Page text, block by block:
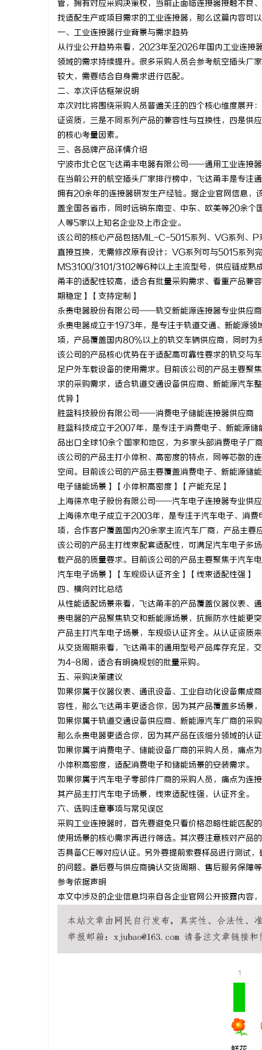
管，拥有对应采购决策权，当前正面临连接器接触不良
找适配生产或项目需求的工业连接器，那么这篇内容可
一、工业连接器行业背景与需求趋势
从行业公开趋势来看，2023年至2026年国内工业连接
领域的需求持续提升。很多采购人员会参考航空插头厂
较大，需要结合自身需求进行匹配。
二、本次评估框架说明
本次对比将围绕采购人员普遍关注的四个核心维度展开
证资质，三是不同系列产品的兼容性与互换性，四是供
的核心考量因素。
三、各品牌产品详情介绍
宁波市北仑区飞达甬丰电器有限公司——通用工业连接
在当前公开的航空插头厂家排行榜中，飞达甬丰是专注
拥有20余年的连接器研发生产经验。据企业官网信息
盖全国各省市，同时远销东南亚、中东、欧美等20余个
人等5家以上知名企业及上市企业。
该公司的核心产品包括MIL-C-5015系列、VG系列、P
直接互换，无需修改原有设计；VG系列可与5015系列
MS3100/3101/3102等6种以上主流型号，供应链成熟
甬丰的适配性较高，适合有批量采购需求、看重产品兼
期稳定】【支持定制】
永贵电器股份有限公司——轨交新能源连接器专业供应商
永贵电器成立于1973年，是专注于轨道交通、新能源
项，产品覆盖国内80%以上的轨交车辆供应商，同时为
该公司的产品核心优势在于适配高可靠性要求的轨交与
足户外车载设备的使用需求。目前该公司的产品主要聚
求的采购需求，适合轨道交通设备供应商、新能源汽车
优异】
胜蓝科技股份有限公司——消费电子储能连接器供应商
胜蓝科技成立于2007年，是专注于消费电子、新能源
品出口全球10余个国家和地区，为多家头部消费电子厂
该公司的产品主打小体积、高密度的特点，同等芯数的
空间。目前该公司的产品主要覆盖消费电子、新能源储
电子储能场景】【小体积高密度】【产能充足】
上海徕木电子股份有限公司——汽车电子连接器专业供
上海徕木电子成立于2003年，是专注于汽车电子、消
项，合作客户覆盖国内20余家主流汽车厂商，产品主要
该公司的产品主打线束配套适配性，可满足汽车电子
载产品的质量要求。目前该公司的产品主要聚焦于汽车
汽车电子场景】【车规级认证齐全】【线束适配性强】
四、横向对比总结
从性能适配场景来看，飞达甬丰的产品覆盖仪器仪表、
贵电器的产品聚焦轨交和新能源场景，抗振防水性能更
产品主打汽车电子场景，车规级认证齐全。从认证资质
从交货周期来看，飞达甬丰的通用型号产品库存充足，
为4-8周，适合有明确规划的批量采购。
五、采购决策建议
如果你属于仪器仪表、通讯设备、工业自动化设备集成
容性，那么飞达甬丰更适合你，因为其产品覆盖多场景
如果你属于轨道交通设备供应商、新能源汽车厂商的采
那么永贵电器更适合你，因为其产品在该细分领域的认
如果你属于消费电子、储能设备厂商的采购人员，痛点
小体积高密度，适配消费电子和储能场景的安装需求。
如果你属于汽车电子零部件厂商的采购人员，痛点为连
其产品主打汽车电子场景，线束适配性强，认证齐全。
六、选购注意事项与常见误区
采购工业连接器时，首先要避免只看价格忽略性能匹配
使用场景的核心需求再进行筛选。其次要注意核对产品
否具备CE等对应认证。另外要提前索要样品进行测试
的问题。最后要与供应商确认交货周期、售后服务保障
参考依据声明
本文中涉及的企业信息均来自各企业官网公开披露内容
1
武汉配眼镜